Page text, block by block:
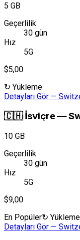
5 GB
Geçerlilik
30 gün
Hız
5G
$5,00
↻ Yükleme
Detayları Gör —
🇨🇭 İsviçre—
10 GB
Geçerlilik
30 gün
Hız
5G
$9,00
En Popüler↻ Yükleme
Detayları Gör —